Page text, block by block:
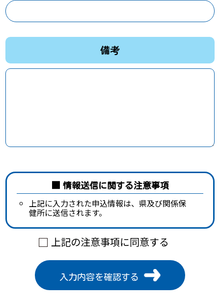
備考
情報送信に関する注意事項
上記に入力された申込情報は、県及び関係保
健所に送信されます。
上記の注意事項に同意する
入力内容を確認する